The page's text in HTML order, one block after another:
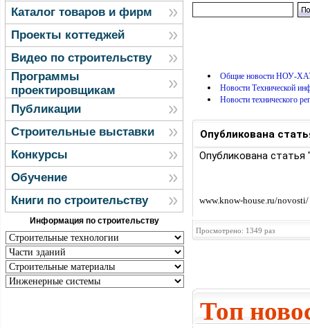
Каталог товаров и фирм
Проекты коттеджей
Видео по строительству
Программы
проектировщикам
Публикации
Строительные выставки
Конкурсы
Обучение
Книги по строительству
Информация по строительству
Общие новости НОУ-
Новости Технической
Новости технического
Опубликована
Опубликована статья
www.know-house.ru/novosti/
Просмотрено: 1349 раз
Топ